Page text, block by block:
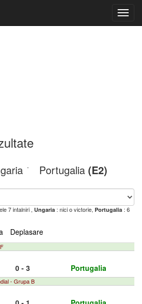
- Portugalia (E2)
7 intalniri , Ungaria : nici o victorie, Portugalia : 6
Deplasare
0 - 3 Portugalia
- Grupa B